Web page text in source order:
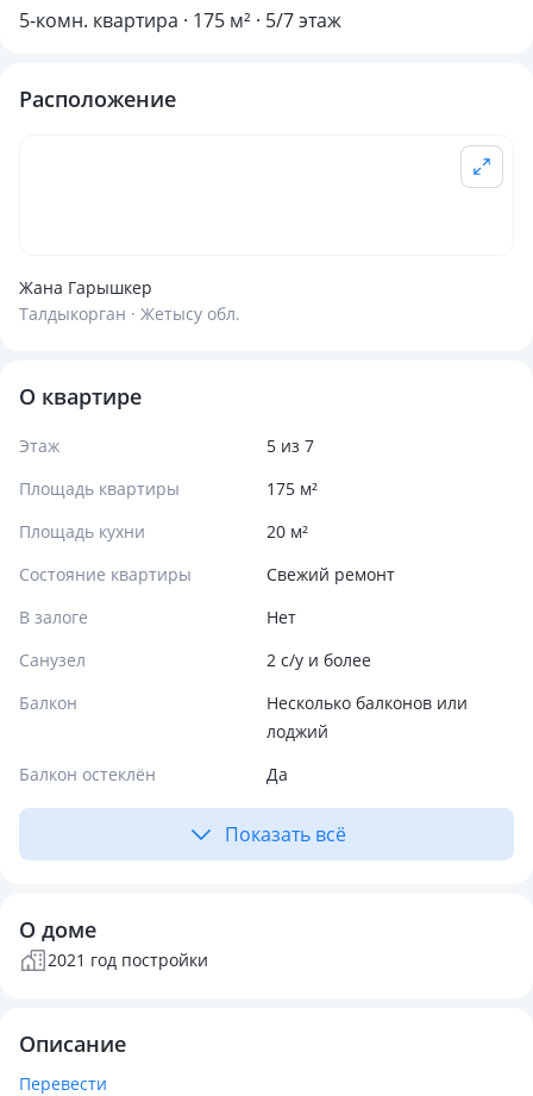
5-комн. квартира · 175 м² · 5/7 этаж
Расположение
Жана Гарышкер
Талдыкорган · Жетысу обл.
О квартире
Этаж
5 из 7
Площадь квартиры
175 м²
Площадь кухни
20 м²
Состояние квартиры
Свежий ремонт
В залоге
Нет
Санузел
2 с/у и более
Балкон
Несколько балконов или
лоджий
Балкон остеклён
Да
Показать всё
О доме
2021 год постройки
Описание
Перевести